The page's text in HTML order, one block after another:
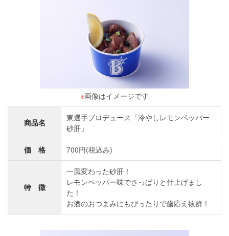
※画像はイメージです
商品名
東選手プロデュース「冷やしレモンペッパー
砂肝」
価 格 700円(税込み)
特 徴
一風変わった砂肝！
レモンペッパー味でさっぱりと仕上げまし
た！
お酒のおつまみにもぴったりで歯応え抜群！